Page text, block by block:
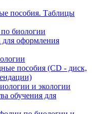
пособия. Таблицы
биологии
для оформления
пособия (CD - диск,
и экологии
обучения для